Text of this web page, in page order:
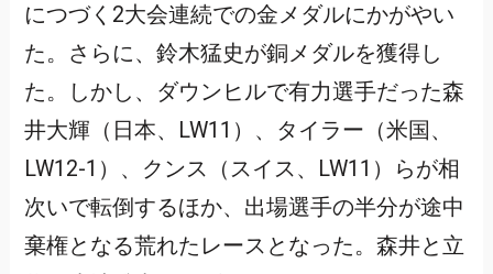
につづく2大会連続での金メダルにかがやい
た。さらに、鈴木猛史が銅メダルを獲得し
た。しかし、ダウンヒルで有力選手だった森
井大輝（日本、LW11）、タイラー（米国、
LW12-1）、クンス（スイス、LW11）らが相
次いで転倒するほか、出場選手の半分が途中
棄権となる荒れたレースとなった。森井と立